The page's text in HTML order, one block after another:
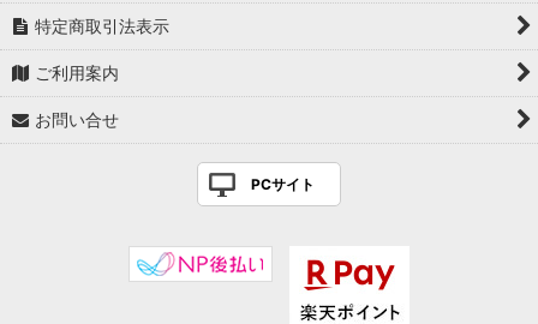
特定商取引法表示
ご利用案内
お問い合せ
PCサイト